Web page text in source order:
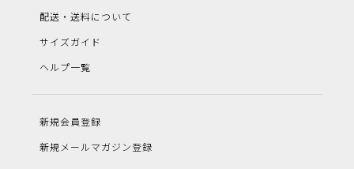
配送・送料について
サイズガイド
ヘルプ一覧
新規会員登録
新規メールマガジン登録